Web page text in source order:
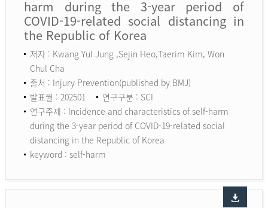
harm during the 3-year period of
COVID-19-related social distancing in
the Republic of Korea
저자 : Kwang Yul Jung ,Sejin Heo,Taerim Kim, Won
Chul Cha
출처 : Injury Prevention(published by BMJ)
발표월 : 202501
연구구분 : SCI
연구주제 : Incidence and characteristics of self-harm
during the 3-year period of COVID-19-related social
distancing in the Republic of Korea
keyword : self-harm